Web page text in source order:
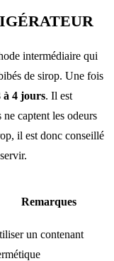
intermédiaire qui
de sirop. Une fois
à 4 jours. Il est
captent les odeurs
il est donc conseillé
Remarques
un contenant